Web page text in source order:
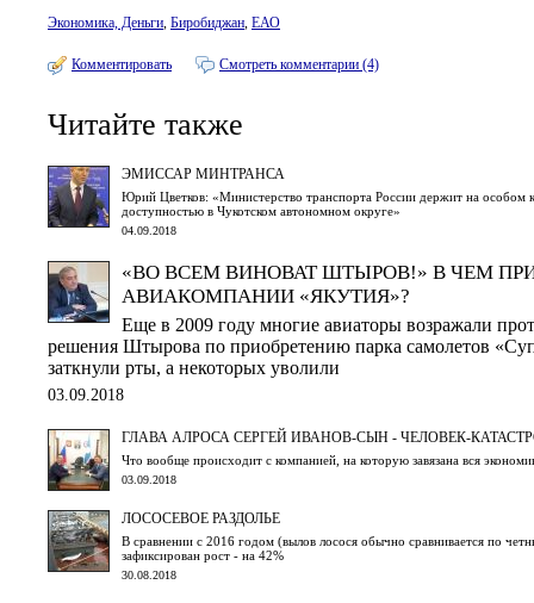
Экономика, Деньги, Биробиджан, ЕАО
Комментировать Смотреть комментарии (4)
Читайте также
ЭМИССАР МИНТРАНСА
Юрий Цветков: «Министерство транспорта России держит на особом
доступностью в Чукотском автономном округе»
04.09.2018
«ВО ВСЕМ ВИНОВАТ ШТЫРОВ!» В ЧЕМ
АВИАКОМПАНИИ «ЯКУТИЯ»?
Еще в 2009 году многие авиаторы возражали
решения Штырова по приобретению парка самолетов
заткнули рты, а некоторых уволили
03.09.2018
ГЛАВА АЛРОСА СЕРГЕЙ ИВАНОВ-СЫН - ЧЕЛОВЕК-
Что вообще происходит с компанией, на которую завязана вся
03.09.2018
ЛОСОСЕВОЕ РАЗДОЛЬЕ
В сравнении с 2016 годом (вылов лосося обычно сравнивается по
зафиксирован рост - на 42%
30.08.2018